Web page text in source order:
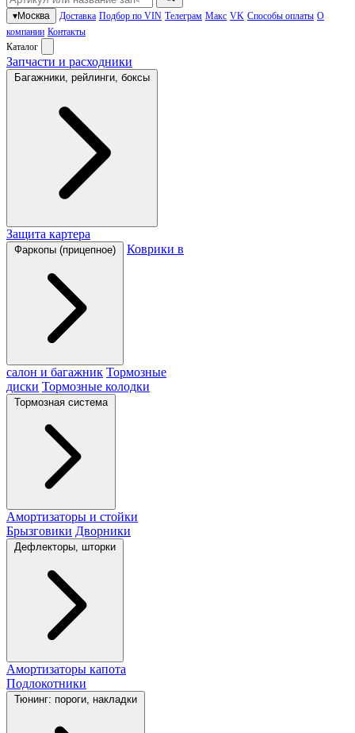
▾Москва Доставка Подбор по VIN Телеграм Макс VK Способы оплаты О
компании Контакты
Каталог
Запчасти и расходники
Багажники, рейлинги, боксы
Защита картера
Фаркопы (прицепное) Коврики в
салон и багажник Тормозные
диски Тормозные колодки
Тормозная система
Амортизаторы и стойки
Брызговики Дворники
Дефлекторы, шторки
Амортизаторы капота
Подлокотники
Тюнинг: пороги, накладки